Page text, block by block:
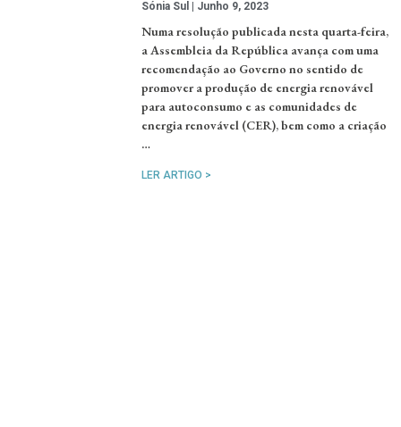
Sónia Sul Junho 9, 2023
Numa resolução publicada nesta quarta-feira,
a Assembleia da República avança com uma
recomendação ao Governo no sentido de
promover a produção de energia renovável
para autoconsumo e as comunidades de
energia renovável (CER), bem como a criação
…
LER ARTIGO >